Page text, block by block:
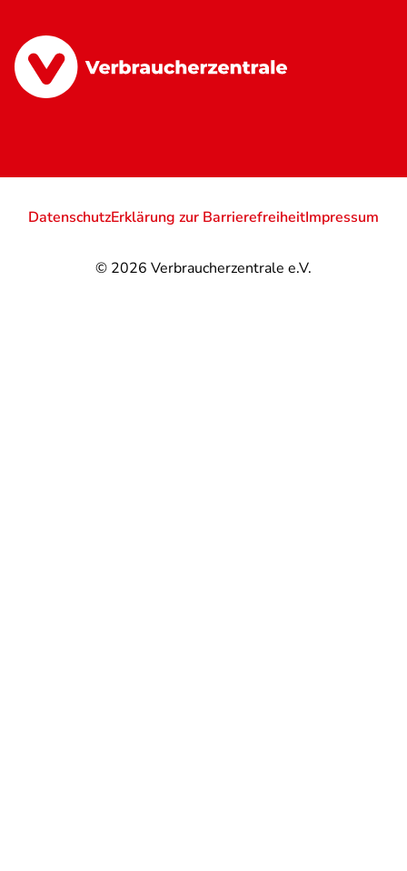
© 2026 Verbraucherzentrale e.V.
DatenschutzErklärung zur BarrierefreiheitImpressum